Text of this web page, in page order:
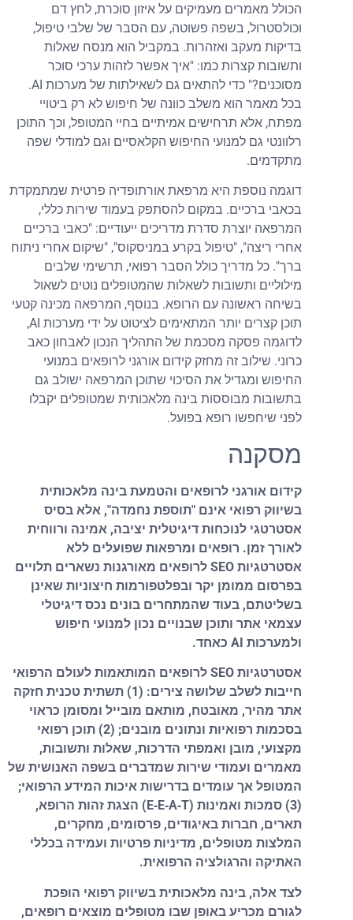
הכולל מאמרים מעמיקים על איזון סוכרת, לחץ דם
וכולסטרול, בשפה פשוטה, עם הסבר של שלבי טיפול,
בדיקות מעקב ואזהרות. במקביל הוא מנסח שאלות
ותשובות קצרות כמו: "איך אפשר לזהות ערכי סוכר
מסוכנים?" כדי להתאים גם לשאילתות של מערכות AI.
בכל מאמר הוא משלב כוונה של חיפוש לא רק ביטויי
מפתח, אלא תרחישים אמיתיים בחיי המטופל, וכך התוכן
רלוונטי גם למנועי החיפוש הקלאסיים וגם למודלי שפה
מתקדמים.
דוגמה נוספת היא מרפאת אורתופדיה פרטית שמתמקדת
בכאבי ברכיים. במקום להסתפק בעמוד שירות כללי,
המרפאה יוצרת סדרת מדריכים ייעודיים: "כאבי ברכיים
אחרי ריצה", "טיפול בקרע במניסקוס", "שיקום אחרי ניתוח
ברך". כל מדריך כולל הסבר רפואי, תרשימי שלבים
מילוליים ותשובות לשאלות שהמטופלים נוטים לשאול
בשיחה ראשונה עם הרופא. בנוסף, המרפאה מכינה קטעי
תוכן קצרים יותר המתאימים לציטוט על ידי מערכות AI,
לדוגמה פסקה מסכמת של התהליך הנכון לאבחון כאב
כרוני. שילוב זה מחזק קידום אורגני לרופאים במנועי
החיפוש ומגדיל את הסיכוי שתוכן המרפאה ישולב גם
בתשובות מבוססות בינה מלאכותית שמטופלים יקבלו
לפני שיחפשו רופא בפועל.
מסקנה
קידום אורגני לרופאים והטמעת בינה מלאכותית
בשיווק רפואי אינם "תוספת נחמדה", אלא בסיס
אסטרטגי לנוכחות דיגיטלית יציבה, אמינה ורווחית
לאורך זמן. רופאים ומרפאות שפועלים ללא
אסטרטגיות SEO לרופאים מאורגנות נשארים תלויים
בפרסום ממומן יקר ובפלטפורמות חיצוניות שאינן
בשליטתם, בעוד שהמתחרים בונים נכס דיגיטלי
עצמאי אתר ותוכן שבנויים נכון למנועי חיפוש
ולמערכות AI כאחד.
אסטרטגיות SEO לרופאים המותאמות לעולם הרפואי
חייבות לשלב שלושה צירים: (1) תשתית טכנית חזקה
אתר מהיר, מאובטח, מותאם מובייל ומסומן כראוי
בסכמות רפואיות ונתונים מובנים; (2) תוכן רפואי
מקצועי, מובן ואמפתי הדרכות, שאלות ותשובות,
מאמרים ועמודי שירות שמדברים בשפה האנושית של
המטופל אך עומדים בדרישות איכות המידע הרפואי;
(3) סמכות ואמינות (E‑E‑A‑T) הצגת זהות הרופא,
תארים, חברות באיגודים, פרסומים, מחקרים,
המלצות מטופלים, מדיניות פרטיות ועמידה בכללי
האתיקה והרגולציה הרפואית.
לצד אלה, בינה מלאכותית בשיווק רפואי הופכת
לגורם מכריע באופן שבו מטופלים מוצאים רופאים,